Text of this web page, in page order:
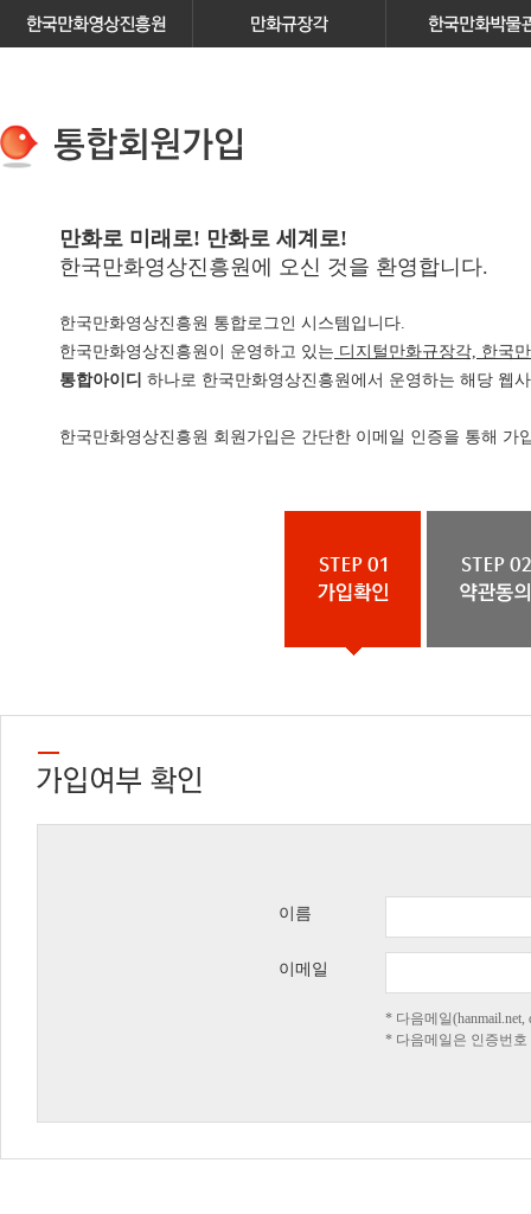
만화로 미래로! 만화로 세계로!
한국만화영상진흥원에 오신 것을 환영합니다.
한국만화영상진흥원 통합로그인 시스템입니다.
한국만화영상진흥원이 운영하고 있는 디지털만화규장각, 한국
통합아이디 하나로 한국만화영상진흥원에서 운영하는 해당 웹
한국만화영상진흥원 회원가입은 간단한 이메일 인증을 통해 가
이름
이메일
* 다음메일
* 다음메일은 인증번